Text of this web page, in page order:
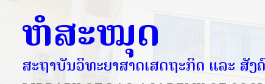
ຫໍສະໝຸດ
ສະຖາບັນວິທະຍາສາດເສດຖະກິດ ແລະ ສັງ